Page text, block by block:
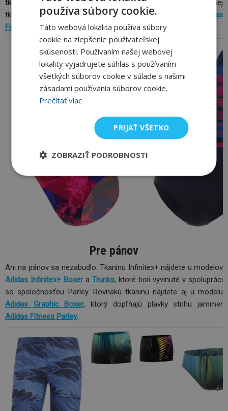
tkanina Infinitex+ aInfinitex Fitness Eco
. Z prvej jmenovanej
tkaniny sú plavkyAdidas Performance, z tej druhej sú to
Adidas
Fitness Training Suit.
Pre pánov
Ani na pánov sa nezabudlo. Tkaninu Infinitex+ nájdete u modelov
Adidas Infinitex+ Boxera Trunks, ktoré boli vyvinuté v spolupráci
so spoločnosťou Parley. Rovnakú tkaninu nájdete aj u modelu
Adidas Graphic Boxer, ktorý dopľňajú plavky strihu jammer
Adidas Fitness Parley.
používa súbory cookie.
Táto webová lokalita používa súbory
cookie na zlepšenie používateľskej
skúsenosti. Používaním našej webovej
lokality vyjadrujete súhlas s používaním
všetkých súborov cookie v súlade s našimi
zásadami používania súborov cookie.
Prečítať viac
PRIJAŤ VŠETKO
ZOBRAZIŤ PODROBNOSTI